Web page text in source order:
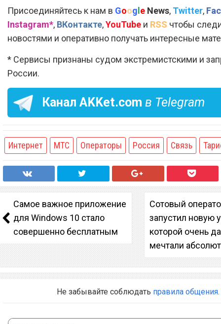
Присоединяйтесь к нам в Google News, Twitter,
Instagram*, ВКонтакте,YouTube и RSS чтобы
новостями и оперативно получать интересные
* Сервисы признаны судом экстремистскими и
России.
Канал AKKet.com в Telegram
Интернет МТС Операторы Россия Связь
Самое важное приложение
для Windows 10 стало
совершенно бесплатным
Сотовый
запустил новую
которой очень
мечтали
Не забывайте соблюдать правила общения.